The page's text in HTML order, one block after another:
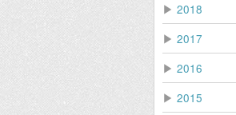
▶ 2018
▶ 2017
▶ 2016
▶ 2015